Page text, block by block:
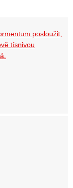
posloužit,
tísnivou